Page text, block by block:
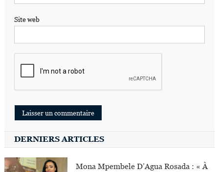
Site web
DERNIERS ARTICLES
Mona Mpembele D’Agua Rosada : « À